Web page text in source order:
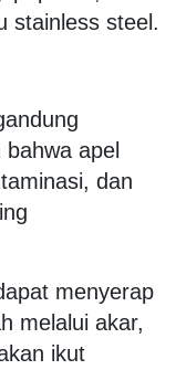
stainless steel.
apel
dan
menyerap
melalui akar,
ikut